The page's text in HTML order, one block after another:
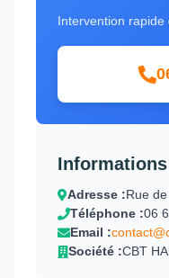
Intervention
Adresse :Rue
Téléphone :06
Email :
Société :CBT